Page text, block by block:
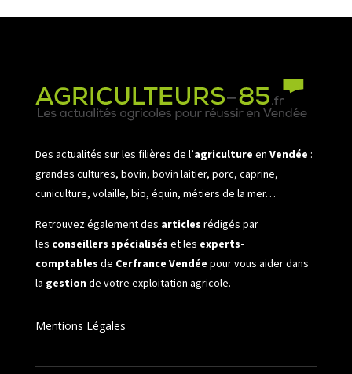
Des actualités sur les filières de l’agriculture en Vendée :
grandes cultures, bovin, bovin laitier, porc, caprine,
cuniculture, volaille, bio, équin, métiers de la mer…
Retrouvez également des articles rédigés par
les conseillers spécialisés et les experts-
comptables de Cerfrance Vendée pour vous aider dans
la gestionde votre exploitation agricole.
Mentions Légales